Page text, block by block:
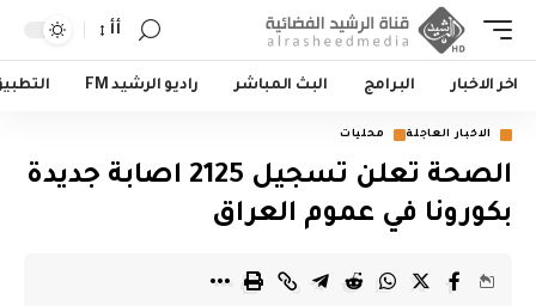
أأ
اخر الاخبار البرامج البث المباشر راديو الرشيد FM
الاخبار العاجلة محليات
الصحة تعلن تسجيل 2125 اصابة جديدة
بكورونا في عموم العراق